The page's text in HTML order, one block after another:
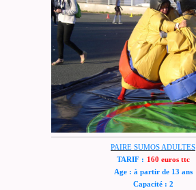
PAIRE SUMOS ADULTES
TARIF : 160 euros ttc
Age : à partir de 13 ans
Capacité : 2